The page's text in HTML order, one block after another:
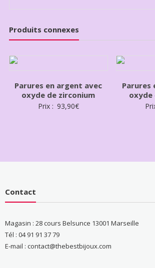
Produits connexes
Parures en argent avec
oxyde de zirconium
Prix : 93,90€
Parures
oxyde
Contact
Magasin : 28 cours Belsunce 13001 Marseille
Tél : 04 91 91 37 79
E-mail : contact@thebestbijoux.com